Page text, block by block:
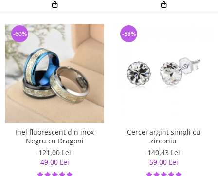
Inel fluorescent din inox
Negru cu Dragoni
121,00 Lei
49,00 Lei
-60%
Cercei argint simpli cu
zirconiu
140,43 Lei
59,00 Lei
-58%